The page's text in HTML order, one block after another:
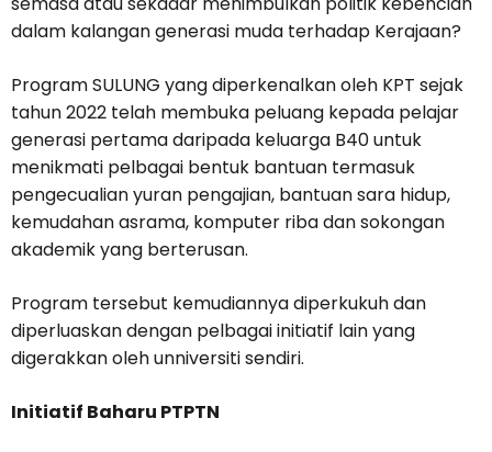
dalam kalangan generasi muda terhadap Kerajaan?
Program SULUNG yang diperkenalkan oleh KPT sejak
tahun 2022 telah membuka peluang kepada pelajar
generasi pertama daripada keluarga B40 untuk
menikmati pelbagai bentuk bantuan termasuk
pengecualian yuran pengajian, bantuan sara hidup,
kemudahan asrama, komputer riba dan sokongan
akademik yang berterusan.
Program tersebut kemudiannya diperkukuh dan
diperluaskan dengan pelbagai initiatif lain yang
digerakkan oleh unniversiti sendiri.
Initiatif Baharu PTPTN